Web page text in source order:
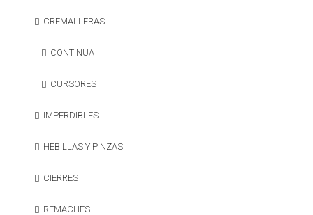
CREMALLERAS
CONTINUA
CURSORES
IMPERDIBLES
HEBILLAS Y PINZAS
CIERRES
REMACHES